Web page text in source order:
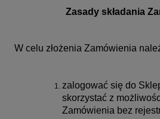
Zasady składania
W celu złożenia Zamówienia
zalogować się do
skorzystać z
Zamówienia bez